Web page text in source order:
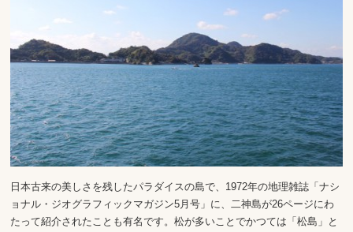
日本古来の美しさを残したパラダイスの島で、1972年の地理雑誌「ナシ
ョナル・ジオグラフィックマガジン5月号」に、二神島が26ページにわ
たって紹介されたことも有名です。松が多いことでかつては「松島」と